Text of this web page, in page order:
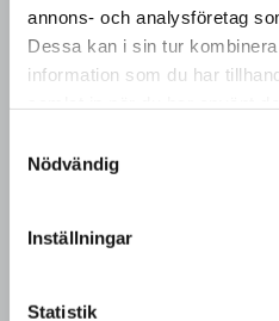
annons- och analysföretag
Dessa kan i sin tur
information som du har
Nödvändig
Inställningar
Statistik